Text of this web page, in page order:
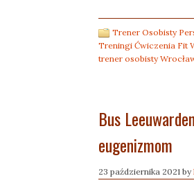
Trener Osobisty
Treningi Ćwiczenia Fit
trener osobisty
Bus
eugenizmom
23 października 2021 by